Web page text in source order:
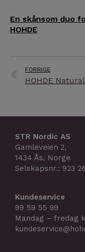
En skånsom duo
HOHDE
Prev
FORRIGE
STR Nordic AS
Gamleveien 2,
1434 Ås, Norge
Selskapsnr.: 923
Kundeservice
99 59 55 99
Mandag – fredag